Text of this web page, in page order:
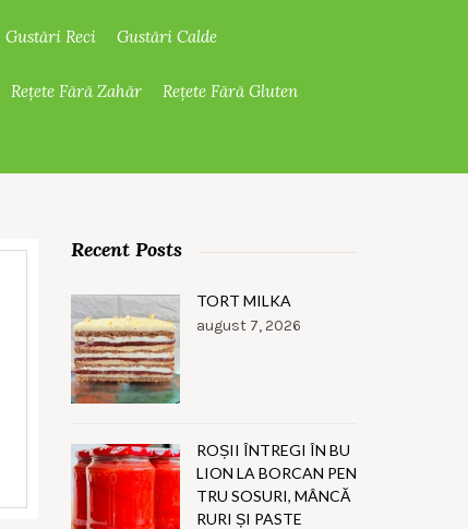
Gustări Reci Gustări Calde
Rețete Fără Zahăr Rețete Fără Gluten
Recent Posts
TORT MILKA
august 7, 2026
ROȘII ÎNTREGI ÎN BU
LION LA BORCAN PEN
TRU SOSURI, MÂNCĂ
RURI ȘI PASTE